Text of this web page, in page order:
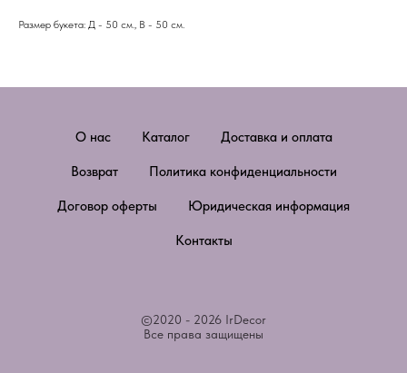
Размер букета: Д - 50 см., В - 50 см.
О нас Каталог Доставка и оплата
Возврат Политика конфиденциальности
Договор оферты Юридическая информация
Контакты
©2020 - 2026 IrDecor
Все права защищены